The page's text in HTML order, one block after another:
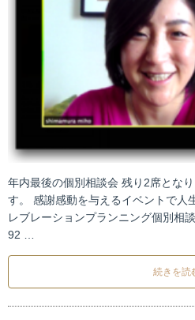
年内最後の個別相談会 残り2席とな
す。 感謝感動を与えるイベントで人
レブレーションプランニング個別相
92 …
続きを読